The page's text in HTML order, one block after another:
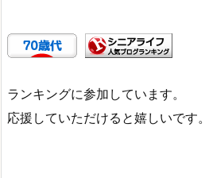
ランキングに参加しています。
応援していただけると嬉しいです。